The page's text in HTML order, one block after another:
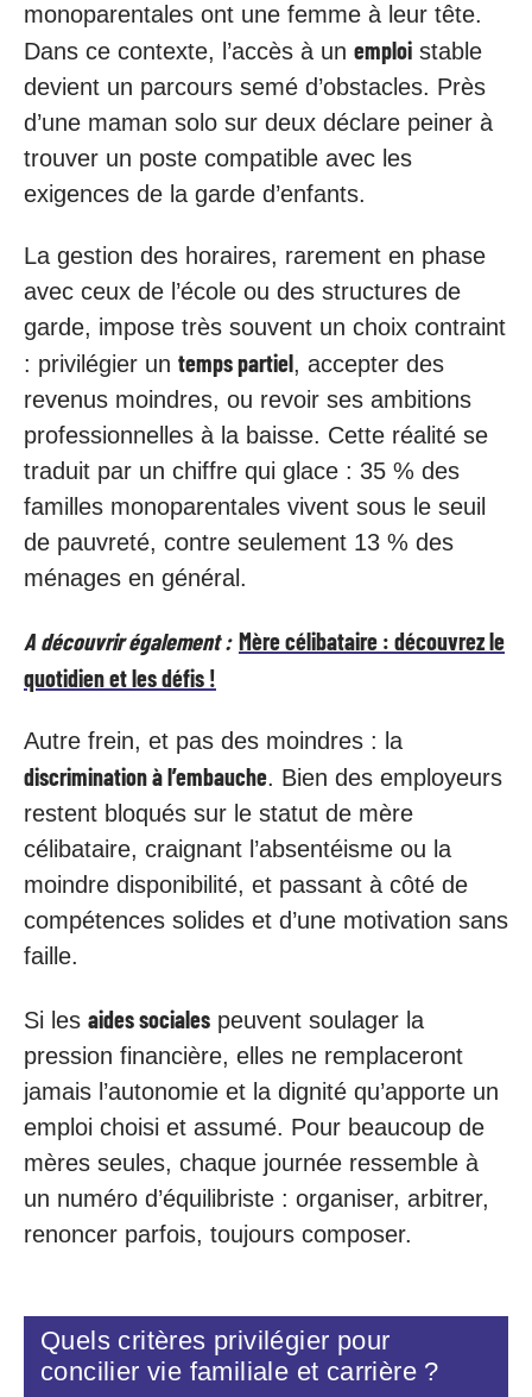
monoparentales ont une femme à leur tête.
Dans ce contexte, l’accès à un emploi stable
devient un parcours semé d’obstacles. Près
d’une maman solo sur deux déclare peiner à
trouver un poste compatible avec les
exigences de la garde d’enfants.
La gestion des horaires, rarement en phase
avec ceux de l’école ou des structures de
garde, impose très souvent un choix contraint
: privilégier un temps partiel, accepter des
revenus moindres, ou revoir ses ambitions
professionnelles à la baisse. Cette réalité se
traduit par un chiffre qui glace : 35 % des
familles monoparentales vivent sous le seuil
de pauvreté, contre seulement 13 % des
ménages en général.
A découvrir également : Mère célibataire : découvrez le
quotidien et les défis !
Autre frein, et pas des moindres : la
discrimination à l’embauche. Bien des employeurs
restent bloqués sur le statut de mère
célibataire, craignant l’absentéisme ou la
moindre disponibilité, et passant à côté de
compétences solides et d’une motivation sans
faille.
Si les aides sociales peuvent soulager la
pression financière, elles ne remplaceront
jamais l’autonomie et la dignité qu’apporte un
emploi choisi et assumé. Pour beaucoup de
mères seules, chaque journée ressemble à
un numéro d’équilibriste : organiser, arbitrer,
renoncer parfois, toujours composer.
Quels critères privilégier pour
concilier vie familiale et carrière ?